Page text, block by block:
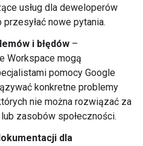
usług dla deweloperów
nowe pytania.
i błędów –
Workspace mogą
pomocy Google
konkretne problemy
nie można rozwiązać za
zasobów społeczności.
dla